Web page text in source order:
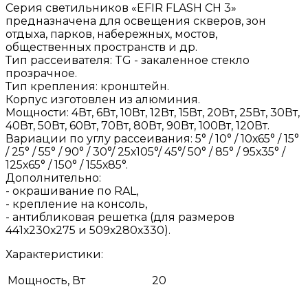
Серия светильников «EFIR FLASH СН 3»
предназначена для освещения скверов, зон
отдыха, парков, набережных, мостов,
общественных пространств и др.
Тип рассеивателя: TG - закаленное стекло
прозрачное.
Тип крепления: кронштейн.
Корпус изготовлен из алюминия.
Мощности: 4Вт, 6Вт, 10Вт, 12Вт, 15Вт, 20Вт, 25Вт, 30Вт,
40Вт, 50Вт, 60Вт, 70Вт, 80Вт, 90Вт, 100Вт, 120Вт.
Вариации по углу рассеивания: 5° / 10° / 10х65° / 15°
/ 25° / 55° / 90° / 30°/ 25х105°/ 45°/ 50° / 85° / 95х35° /
125х65° / 150° / 155х85°.
Дополнительно:
- окрашивание по RAL,
- крепление на консоль,
- антибликовая решетка (для размеров
441х230х275 и 509х280х330).
Характеристики:
Мощность, Вт
20